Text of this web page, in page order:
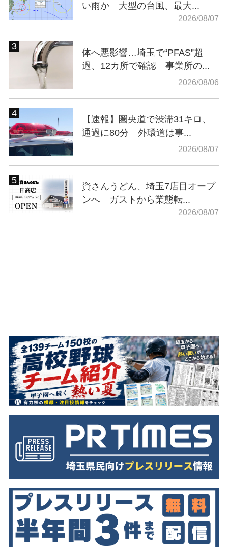
い雨か 大型の台風、最大...
2026/08/07
体へ悪影響…埼玉で“PFAS”超
過、12カ所で確認 事業所の...
2026/08/06
【速報】圏央道で渋滞31キロ、
通過に80分 外環道は事...
2026/08/07
資さんうどん、埼玉7店目オープ
ンへ ガストから業態転...
2026/08/07